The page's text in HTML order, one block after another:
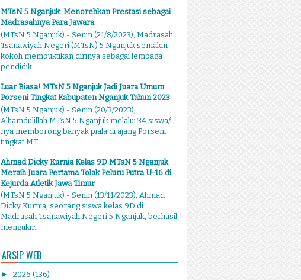
MTsN 5 Nganjuk: Menorehkan Prestasi sebagai
Madrasahnya Para Jawara
(MTsN 5 Nganjuk) - Senin (21/8/2023), Madrasah
Tsanawiyah Negeri (MTsN) 5 Nganjuk semakin
kokoh membuktikan dirinya sebagai lembaga
pendidik...
Luar Biasa! MTsN 5 Nganjuk Jadi Juara Umum
Porseni Tingkat Kabupaten Nganjuk Tahun 2023
(MTsN 5 Nganjuk) - Senin (20/3/2023),
Alhamdulillah MTsN 5 Nganjuk melalui 34 siswa/i
nya memborong banyak piala di ajang Porseni
tingkat MT...
Ahmad Dicky Kurnia Kelas 9D MTsN 5 Nganjuk
Meraih Juara Pertama Tolak Peluru Putra U-16 di
Kejurda Atletik Jawa Timur
(MTsN 5 Nganjuk) - Senin (13/11/2023), Ahmad
Dicky Kurnia, seorang siswa kelas 9D di
Madrasah Tsanawiyah Negeri 5 Nganjuk, berhasil
mengukir...
ARSIP WEB
► 2026 (136)